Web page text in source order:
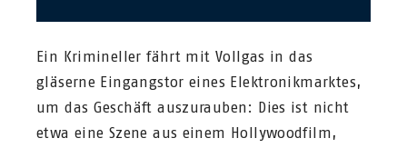
Ein Krimineller fährt mit Vollgas in das
gläserne Eingangstor eines Elektronikmarktes,
um das Geschäft auszurauben: Dies ist nicht
etwa eine Szene aus einem Hollywoodfilm,